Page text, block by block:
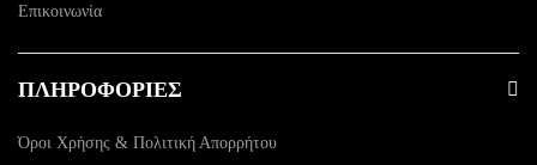
Επικοινωνία
ΠΛΗΡΟΦΟΡΙΕΣ
Όροι Χρήσης & Πολιτική Απορρήτου